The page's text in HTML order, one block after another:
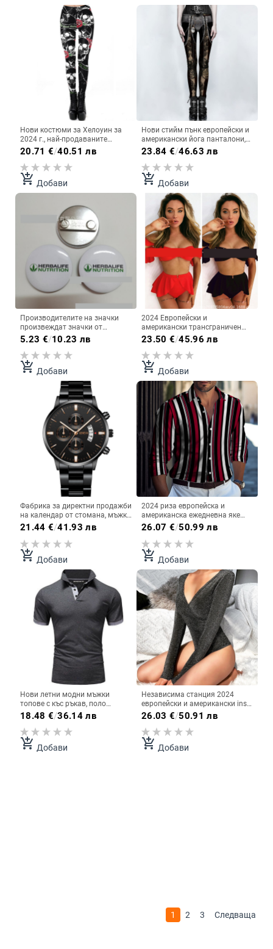
Нови костюми за Хелоуин за
2024 г., най-продаваните
европейски и американски
нови продукти, клинове с 3D
принт на черепи на ужасите,
дамски тесни панталони
20.71 €/40.51 лв
add_shopping_cart Добави
Нови стийм пънк европейски и
американски йога панталони,
бързосъхнещи долни,
трансгранични 3D дигитален
печат, спортни чорапогащи,
фитнес панталони
23.84 €/46.63 лв
add_shopping_cart Добави
Производителите на значки
произвеждат значки от
ламарина, значки с двойно
светкавица, значки от
ламарина с лучени прахове,
значки
5.23 €/10.23 лв
add_shopping_cart Добави
2024 Европейски и
американски трансграничен
нов трикомпонентен бикини с
висока талия, секси едноцветен
бански с разрошени крачоли
23.50 €/45.96 лв
add_shopping_cart Добави
Фабрика за директни продажби
на календар от стомана, мъжки
часовник с голям циферблат,
кварцов часовник с
трансграничен мъжки
часовник на едро, външна
търговия, мъжки часовник
21.44 €/41.93 лв
add_shopping_cart Добави
2024 риза европейска и
американска ежедневна яке
мъжка риза с дълъг ръкав
жилетка с дигитален печат
раирана риза външна търговия
доставка
26.07 €/50.99 лв
add_shopping_cart Добави
Нови летни модни мъжки
топове с къс ръкав, поло
тениски с лека дъска, лого за
реклама, дейности, работни
дрехи, бели
18.48 €/36.14 лв
add_shopping_cart Добави
Независима станция 2024
европейски и американски ins
секси тънък V-образно деколте
универсален танц ярък
копринен гащеризон
26.03 €/50.91 лв
add_shopping_cart Добави
1 2 3 Следваща